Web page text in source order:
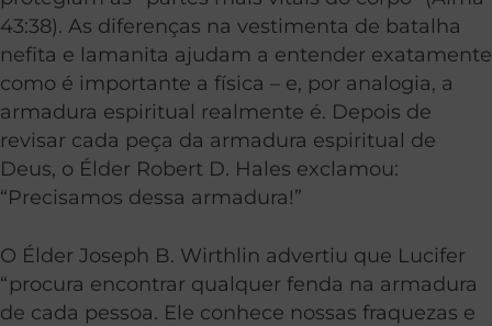
43:38). As diferenças na vestimenta de batalha
nefita e lamanita ajudam a entender exatamente
como é importante a física – e, por analogia, a
armadura espiritual realmente é. Depois de
revisar cada peça da armadura espiritual de
Deus, o Élder Robert D. Hales exclamou:
“Precisamos dessa armadura!”
O Élder Joseph B. Wirthlin advertiu que Lucifer
“procura encontrar qualquer fenda na armadura
de cada pessoa. Ele conhece nossas fraquezas e